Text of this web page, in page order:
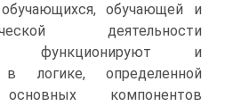
обучающихся, обучающей и
деятельности
функционируют и
в логике, определенной
компонентов